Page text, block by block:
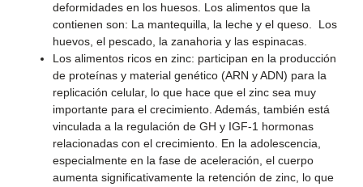
deformidades en los huesos. Los alimentos que la
contienen son: La mantequilla, la leche y el queso. Los
huevos, el pescado, la zanahoria y las espinacas.
Los alimentos ricos en zinc: participan en la producción
de proteínas y material genético (ARN y ADN) para la
replicación celular, lo que hace que el zinc sea muy
importante para el crecimiento. Además, también está
vinculada a la regulación de GH y IGF-1 hormonas
relacionadas con el crecimiento. En la adolescencia,
especialmente en la fase de aceleración, el cuerpo
aumenta significativamente la retención de zinc, lo que